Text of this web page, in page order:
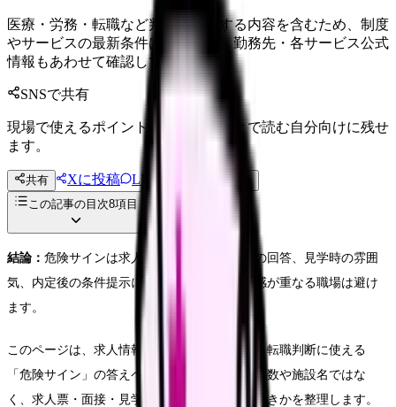
医療・労務・転職など判断に影響する内容を含むため、制度
やサービスの最新条件は公的機関・勤務先・各サービス公式
情報もあわせて確認してください。
SNSで共有
現場で使えるポイントを、同僚やあとで読む自分向けに残せ
ます。
共有 Xに投稿 LINE
投稿文コピー
この記事の目次8項目
結論： 危険サインは求人票だけでなく、面接の回答、見学時の雰囲
気、内定後の条件提示に出ます。複数の違和感が重なる職場は避け
ます。
このページは、求人情報がまだ手元になくても転職判断に使える
「危険サイン」の答えページです。実求人の件数や施設名ではな
く、求人票・面接・見学・相談で何を確認すべきかを整理します。